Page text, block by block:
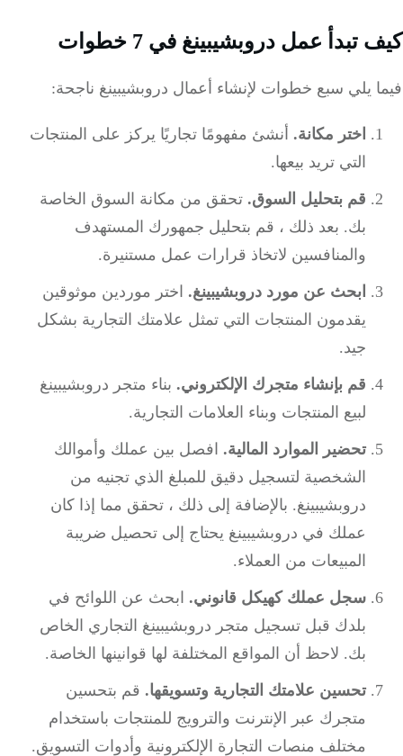
تبدأ عمل دروبشيبينغ في 7 خطوات
يلي سبع خطوات لإنشاء أعمال دروبشيبينغ ناجحة:
اختر مكانة.أنشئ مفهومًا تجاريًا يركز على المنتجات
التي تريد بيعها.
قم بتحليل السوق.تحقق من مكانة السوق الخاصة
بك.بعد ذلك ، قم بتحليل جمهورك المستهدف
والمنافسين لاتخاذ قرارات عمل مستنيرة.
ابحث عن مورد دروبشيبينغ.اختر موردين موثوقين
يقدمون المنتجات التي تمثل علامتك التجارية بشكل
جيد.
قم بإنشاء متجرك الإلكتروني.بناء متجر دروبشيبينغ
لبيع المنتجات وبناء العلامات التجارية.
تحضير الموارد المالية.افصل بين عملك وأموالك
الشخصية لتسجيل دقيق للمبلغ الذي تجنيه من
دروبشيبينغ.بالإضافة إلى ذلك ، تحقق مما إذا كان
عملك في دروبشيبينغ يحتاج إلى تحصيل ضريبة
المبيعات من العملاء.
سجل عملك كهيكل قانوني.ابحث عن اللوائح في
بلدك قبل تسجيل متجر دروبشيبينغ التجاري الخاص
بك.لاحظ أن المواقع المختلفة لها قوانينها الخاصة.
تحسين علامتك التجارية وتسويقها.قم بتحسين
متجرك عبر الإنترنت والترويج للمنتجات باستخدام
مختلف منصات التجارة الإلكترونية وأدوات التسويق.